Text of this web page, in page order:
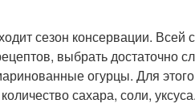
сезон консервации. Всей
выбрать достаточно
огурцы. Для
сахара, соли, уксуса.